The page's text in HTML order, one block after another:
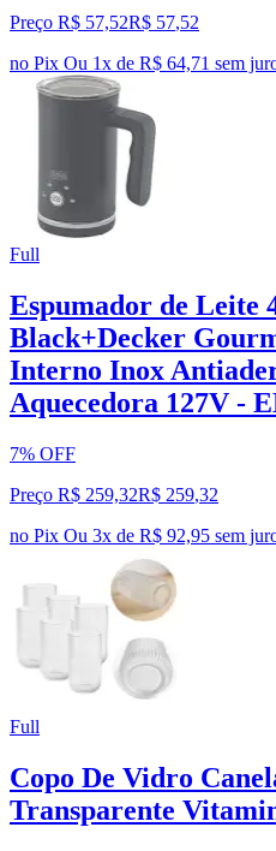
Preço R$ 57,52R$ 57,52
no Pix Ou 1x de R$ 64,71 sem
Full
Espumador de Leite
Black+Decker
Interno Inox
Aquecedora 127V -
7% OFF
Preço R$ 259,32R$ 259,32
no Pix Ou 3x de R$ 92,95 sem
Full
Copo De Vidro
Transparente